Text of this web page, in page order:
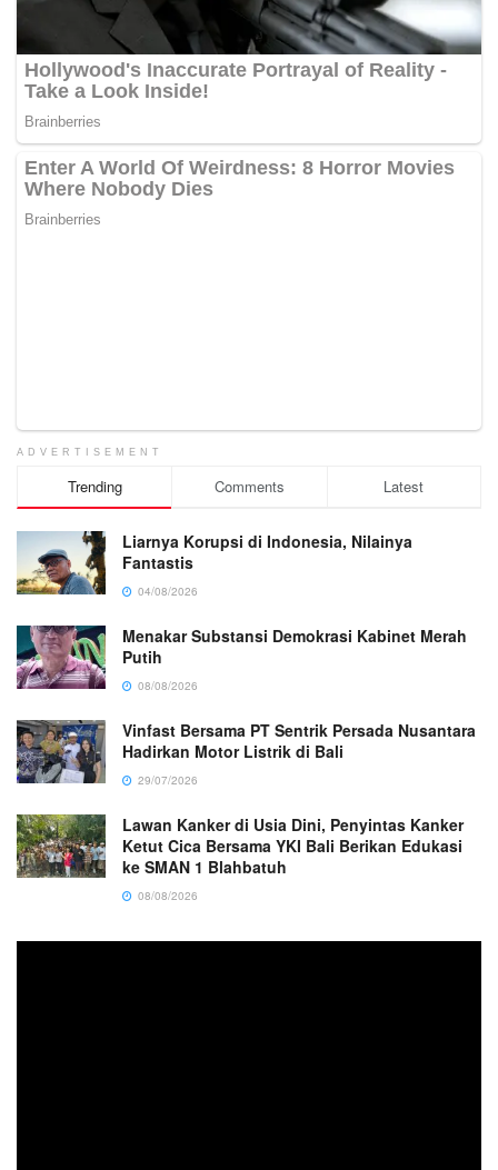
ADVERTISEMENT
Trending Comments Latest
Liarnya Korupsi di Indonesia, Nilainya
Fantastis
04/08/2026
Menakar Substansi Demokrasi Kabinet Merah
Putih
08/08/2026
Vinfast Bersama PT Sentrik Persada Nusantara
Hadirkan Motor Listrik di Bali
29/07/2026
Lawan Kanker di Usia Dini, Penyintas Kanker
Ketut Cica Bersama YKI Bali Berikan Edukasi
ke SMAN 1 Blahbatuh
08/08/2026